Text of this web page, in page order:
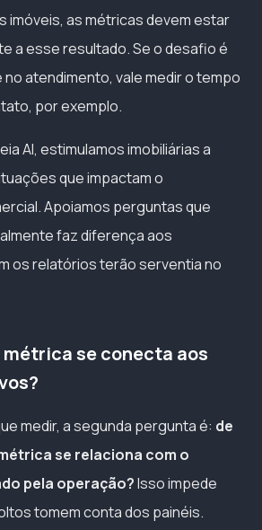
imóveis, as métricas devem estar
a esse resultado. Se o desafio é
atendimento, vale medir o tempo
por exemplo.
AI, estimulamos imobiliárias a
que impactam o
Apoiamos perguntas que
faz diferença aos
os relatórios terão serventia no
métrica se conecta aos
medir, a segunda pergunta é: de
se relaciona com o
pela operação?Isso impede
tomem conta dos painéis.